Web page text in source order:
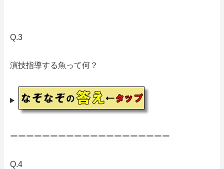
Q.3
演技指導する魚って何？
ーーーーーーーーーーーーーーーーーーーー
Q.4